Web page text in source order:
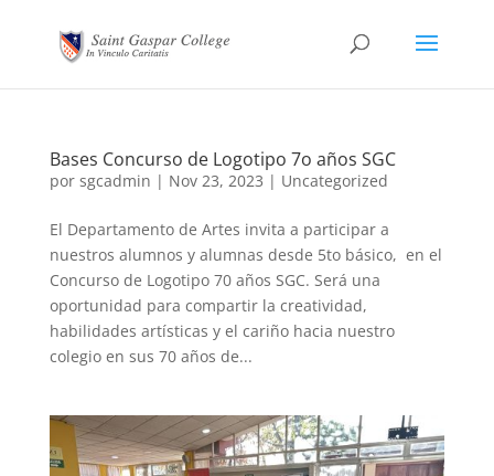
Bases Concurso de Logotipo 7o años SGC
por sgcadmin | Nov 23, 2023 | Uncategorized
El Departamento de Artes invita a participar a
nuestros alumnos y alumnas desde 5to básico, en el
Concurso de Logotipo 70 años SGC. Será una
oportunidad para compartir la creatividad,
habilidades artísticas y el cariño hacia nuestro
colegio en sus 70 años de...